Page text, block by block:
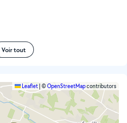
Voir tout
Leaflet ©OpenStreetMapcontributors